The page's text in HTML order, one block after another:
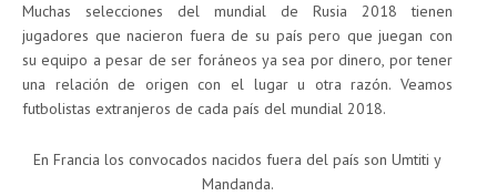
Muchas selecciones del mundial de Rusia 2018 tienen
jugadores que nacieron fuera de su país pero que juegan con
su equipo a pesar de ser foráneos ya sea por dinero, por tener
una relación de origen con el lugar u otra razón. Veamos
futbolistas extranjeros de cada país del mundial 2018.
En Francia los convocados nacidos fuera del país son Umtiti y
Mandanda.